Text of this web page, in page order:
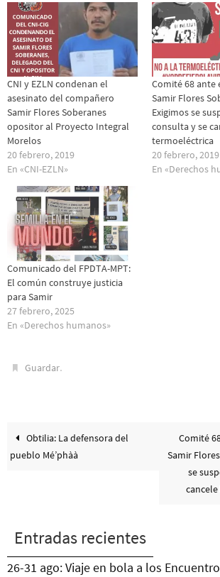
CNI y EZLN condenan el
asesinato del compañero
Samir Flores Soberanes
opositor al Proyecto Integral
Morelos
20 febrero, 2019
En «CNI-EZLN»
Comité 68 ante
Samir Flores
Exigimos se
consulta y se
termoeléctrica
20 febrero, 2019
En «Derechos
Comunicado del FPDTA-MPT:
El común construye justicia
para Samir
27 febrero, 2025
En «Derechos humanos»
Guardar.
Obtilia: La defensora del
pueblo Mé’phàà
Comité
Samir
se
Entradas recientes
26-31 ago: Viaje en bola a los